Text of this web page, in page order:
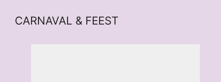
CARNAVAL & FEEST